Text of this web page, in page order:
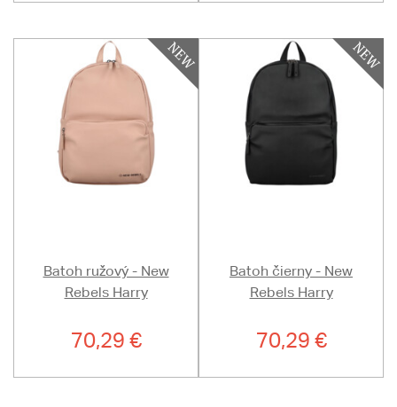
Batoh ružový - New
Rebels Harry
70,29 €
Batoh čierny - New
Rebels Harry
70,29 €